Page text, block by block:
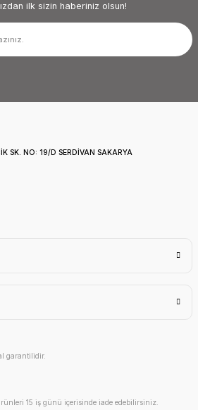
ilk sizin haberiniz olsun!
SK. NO: 19/D SERDİVAN SAKARYA
garantilidir.
15 iş günü içerisinde iade edebilirsiniz.